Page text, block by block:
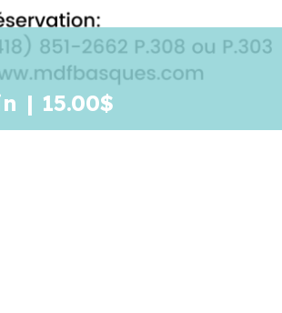
| 15.00$